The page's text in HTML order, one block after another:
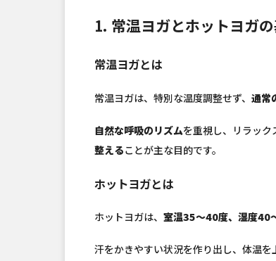
1. 常温ヨガとホットヨガ
常温ヨガとは
常温ヨガは、特別な温度調整せず、 通常
自然な呼吸のリズムを重視し、リラック
整えることが主な目的です。
ホットヨガとは
ホットヨガは、 室温35〜40度、湿度40
汗をかきやすい状況を作り出し、体温を